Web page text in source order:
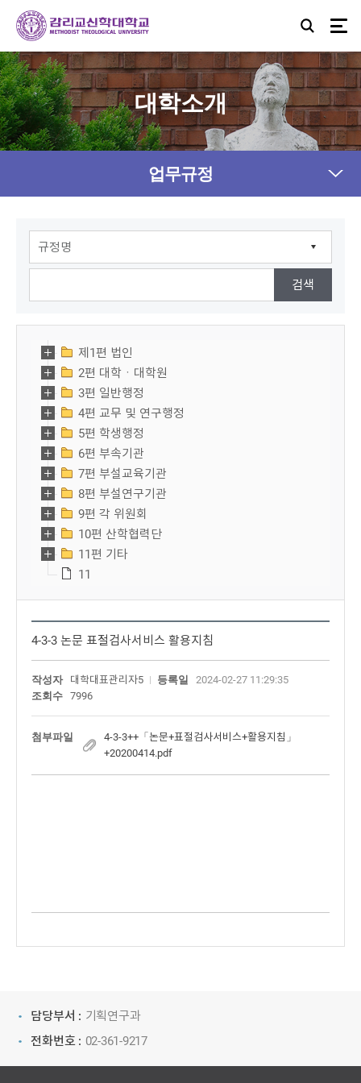
대학소개
업무규정
제1편 법인
2편 대학ㆍ대학원
3편 일반행정
4편 교무 및 연구행정
5편 학생행정
6편 부속기관
7편 부설교육기관
8편 부설연구기관
9편 각 위원회
10편 산학협력단
11편 기타
11
4-3-3 논문 표절검사서비스 활용지침
작성자 대학대표관리자5 등록일
2024-02-27 11:29:35
조회수
7996
첨부파일
4-3-3++「논문+표절검사서비스+활용지침」
+20200414.pdf
담당부서 : 기획연구과
전화번호 : 02-361-9217